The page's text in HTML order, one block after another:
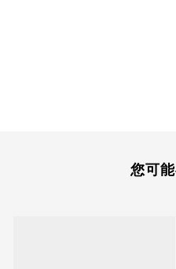
您可